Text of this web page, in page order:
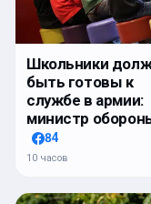
Школьники
быть готовы к
службе в армии:
министр
84
10 часов